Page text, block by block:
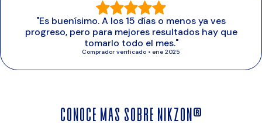
"Es buenísimo. A los 15 días o menos ya ves
progreso, pero para mejores resultados hay que
tomarlo todo el mes."
Comprador verificado • ene 2025
Conoce más sobre Nikzon®